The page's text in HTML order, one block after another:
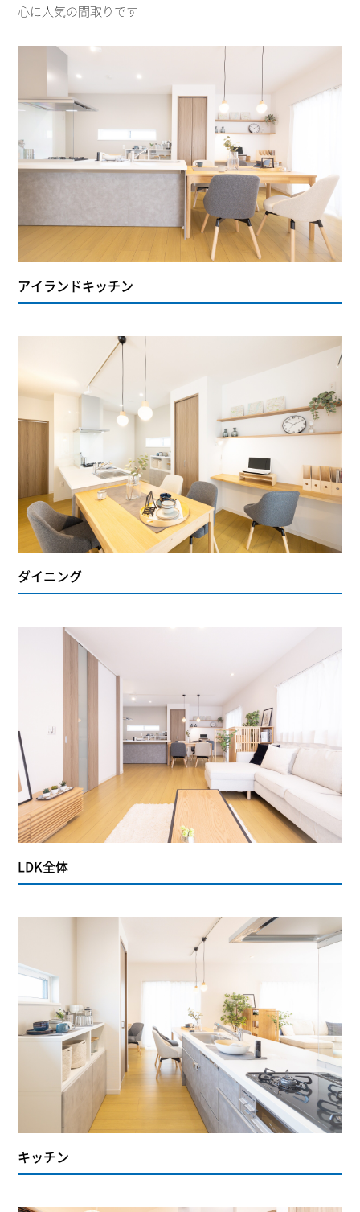
心に人気の間取りです
アイランドキッチン
ダイニング
LDK全体
キッチン